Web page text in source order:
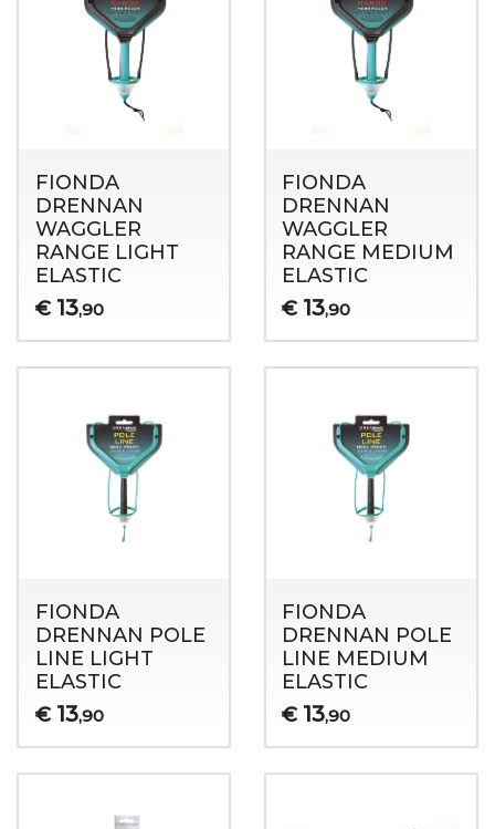
FIONDA
DRENNAN
WAGGLER
RANGE LIGHT
ELASTIC
€ 13,90
FIONDA
DRENNAN
WAGGLER
RANGE MEDIUM
ELASTIC
€ 13,90
FIONDA
DRENNAN POLE
LINE LIGHT
ELASTIC
€ 13,90
FIONDA
DRENNAN POLE
LINE MEDIUM
ELASTIC
€ 13,90